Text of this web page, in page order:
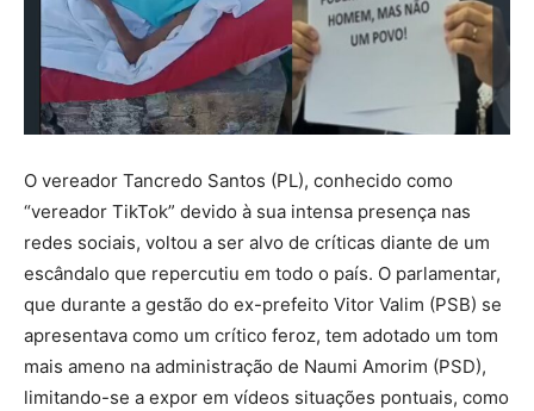
O vereador Tancredo Santos (PL), conhecido como
“vereador TikTok” devido à sua intensa presença nas
redes sociais, voltou a ser alvo de críticas diante de um
escândalo que repercutiu em todo o país. O parlamentar,
que durante a gestão do ex-prefeito Vitor Valim (PSB) se
apresentava como um crítico feroz, tem adotado um tom
mais ameno na administração de Naumi Amorim (PSD),
limitando-se a expor em vídeos situações pontuais, como